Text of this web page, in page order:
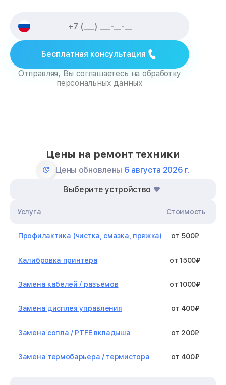
Бесплатная консультация
Отправляя, Вы соглашаетесь на обработку
персональных данных
Цены на ремонт техники
Цены обновлены 6 августа 2026 г.
Выберите устройство
Услуга Стоимость
Профилактика (чистка, смазка, пряжка) от 500₽
Калибровка принтера от 1500₽
Замена кабелей / разъемов от 1000₽
Замена дисплея управления от 400₽
Замена сопла / PTFE вкладыша от 200₽
Замена термобарьера / термистора от 400₽